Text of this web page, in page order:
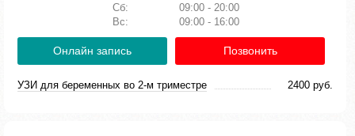
Сб:
09:00 - 20:00
Вс:
09:00 - 16:00
Онлайн запись Позвонить
УЗИ для беременных во 2-м триместре 2400 руб.